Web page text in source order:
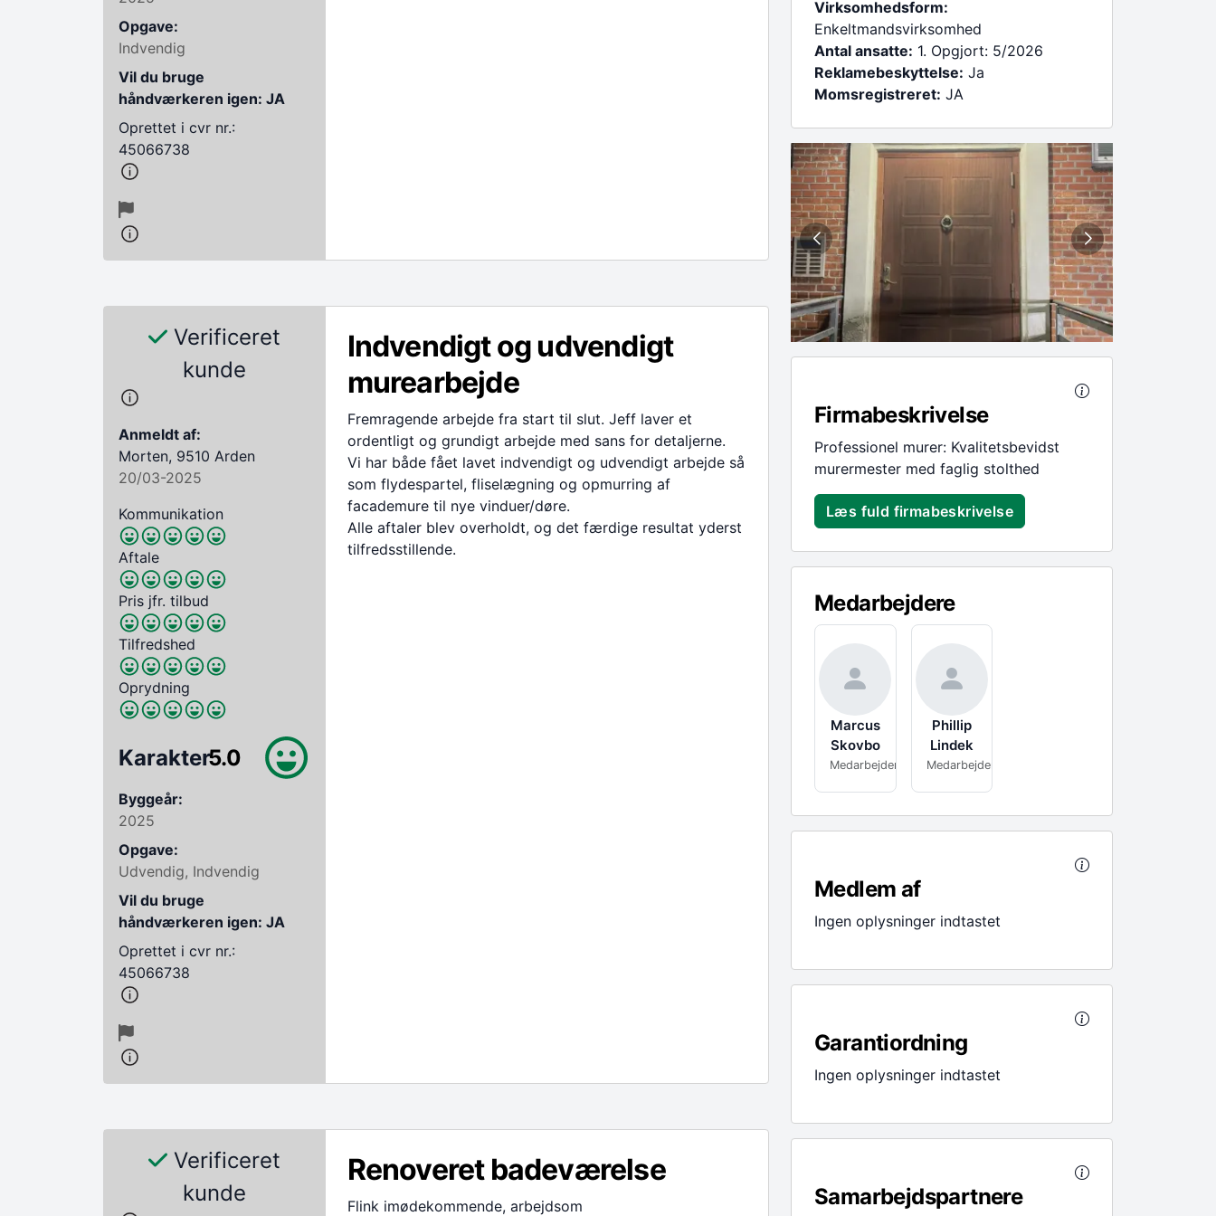
Opgave:
Indvendig
Vil du bruge
håndværkeren igen: JA
Oprettet i cvr nr.:
45066738
Verificeret
kunde
Anmeldt af:
Morten, 9510 Arden
20/03-2025
Kommunikation
Aftale
Pris jfr. tilbud
Tilfredshed
Oprydning
Karakter5.0
Byggeår:
2025
Opgave:
Udvendig, Indvendig
Vil du bruge
håndværkeren igen: JA
Oprettet i cvr nr.:
45066738
Indvendigt og udvendigt
murearbejde
Fremragende arbejde fra start til slut. Jeff laver et
ordentligt og grundigt arbejde med sans for detaljerne.
Vi har både fået lavet indvendigt og udvendigt arbejde så
som flydespartel, fliselægning og opmurring af
facademure til nye vinduer/døre.
Alle aftaler blev overholdt, og det færdige resultat yderst
tilfredsstillende.
Verificeret
kunde
Renoveret badeværelse
Flink imødekommende, arbejdsom
Virksomhedsform:
Enkeltmandsvirksomhed
Antal ansatte: 1. Opgjort: 5/2026
Reklamebeskyttelse: Ja
Momsregistreret: JA
Firmabeskrivelse
Professionel murer: Kvalitetsbevidst
murermester med faglig stolthed
Læs fuld firmabeskrivelse
Medarbejdere
Marcus
Skovbo
Medarbejder
Phillip
Lindek
Medarbejder
Medlem af
Ingen oplysninger indtastet
Garantiordning
Ingen oplysninger indtastet
Samarbejdspartnere